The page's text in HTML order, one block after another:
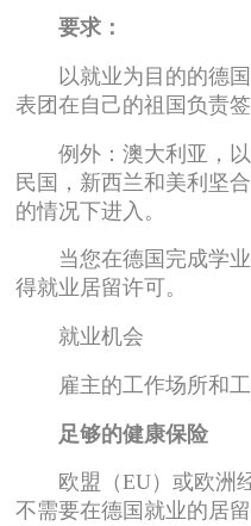
要求：
以就业为目的的德国
表团在自己的祖国负责签
例外：澳大利亚，以
民国，新西兰和美利坚
的情况下进入。
当您在德国完成学业
得就业居留许可。
就业机会
雇主的工作场所和工
足够的健康保险
欧盟（EU）或欧洲经
不需要在德国就业的居